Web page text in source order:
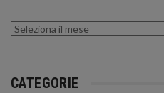
Archivi
CATEGORIE